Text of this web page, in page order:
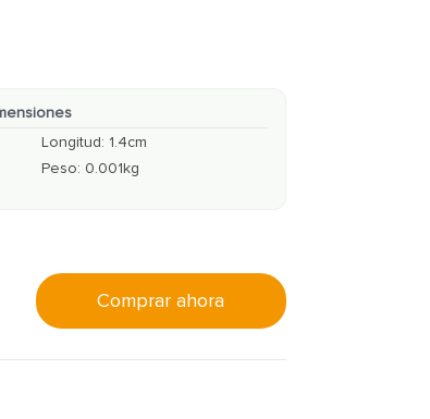
Longitud: 1.4cm
Peso: 0.001kg
Comprar ahora